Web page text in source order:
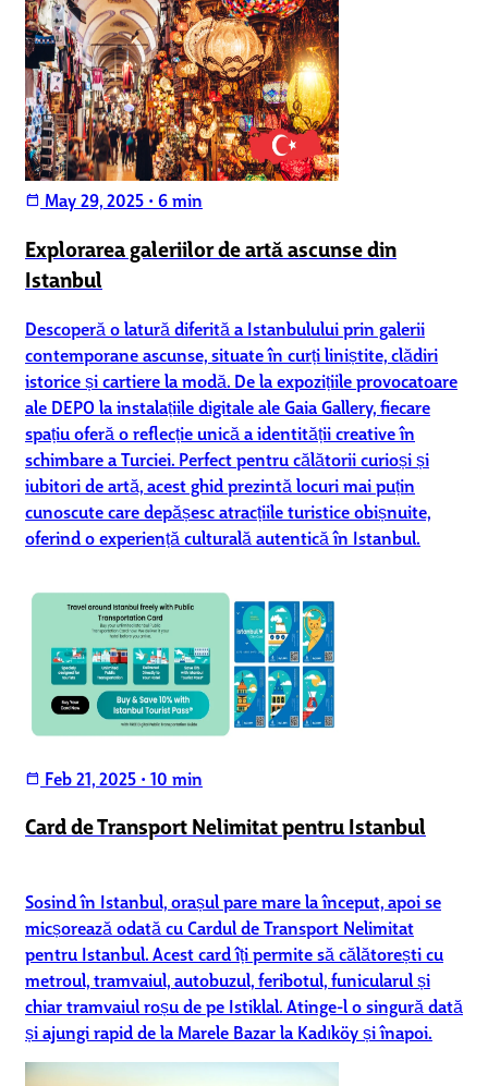
calendar_today May 29, 2025 • 6 min
Explorarea galeriilor de artă ascunse din
Istanbul
Descoperă o latură diferită a Istanbulului prin galerii
contemporane ascunse, situate în curți liniștite, clădiri
istorice și cartiere la modă. De la expozițiile provocatoare
ale DEPO la instalațiile digitale ale Gaia Gallery, fiecare
spațiu oferă o reflecție unică a identității creative în
schimbare a Turciei. Perfect pentru călătorii curioși și
iubitori de artă, acest ghid prezintă locuri mai puțin
cunoscute care depășesc atracțiile turistice obișnuite,
oferind o experiență culturală autentică în Istanbul.
calendar_today Feb 21, 2025 • 10 min
Card de Transport Nelimitat pentru Istanbul
Sosind în Istanbul, orașul pare mare la început, apoi se
micșorează odată cu Cardul de Transport Nelimitat
pentru Istanbul. Acest card îți permite să călătorești cu
metroul, tramvaiul, autobuzul, feribotul, funicularul și
chiar tramvaiul roșu de pe Istiklal. Atinge-l o singură dată
și ajungi rapid de la Marele Bazar la Kadıköy și înapoi.